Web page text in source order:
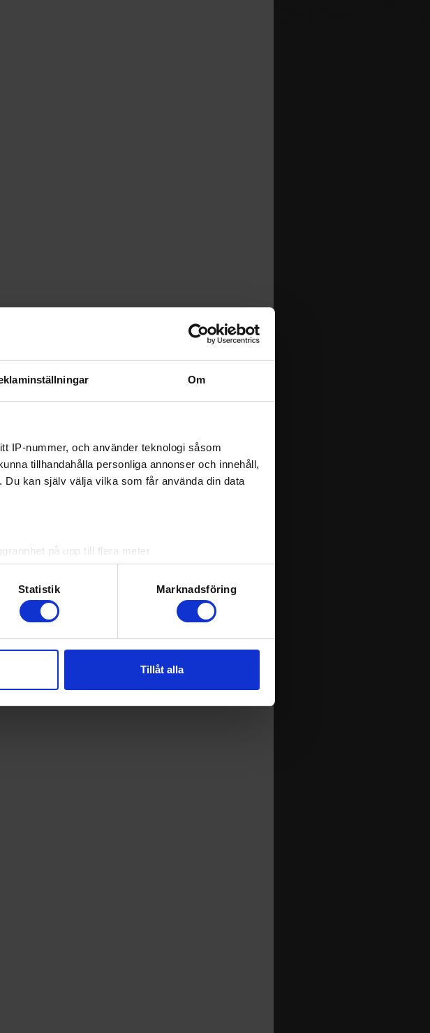
Om
IP-nummer, och använder teknologi såsom
tillhandahålla personliga annonser och innehåll,
kan själv välja vilka som får använda din data
på upp till flera meter
(fingeravtryck)
dina preferenser i
detaljsektionen. Du kan ändra
till användarna, tillhandahålla funktioner för
identifierare och annan information från din enhet
med. Dessa kan i sin tur kombinera informationen
in när du har använt deras tjänster.
Statistik Marknadsföring
Tillåt alla